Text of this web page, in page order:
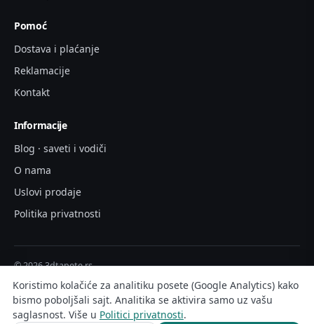
Pomoć
Dostava i plaćanje
Reklamacije
Kontakt
Informacije
Blog · saveti i vodiči
O nama
Uslovi prodaje
Politika privatnosti
© 2026 3dtapete.rs
Plaćanje pouzećem · Isporuka 2-3 radna dana · 14 dana za povraćaj
Koristimo kolačiće za analitiku posete (Google Analytics) kako
bismo poboljšali sajt. Analitika se aktivira samo uz vašu
saglasnost. Više u Politici privatnosti.